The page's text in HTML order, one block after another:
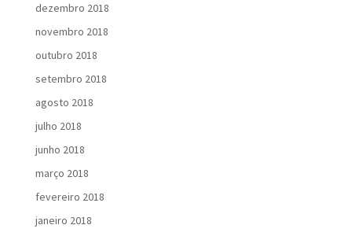
dezembro 2018
novembro 2018
outubro 2018
setembro 2018
agosto 2018
julho 2018
junho 2018
março 2018
fevereiro 2018
janeiro 2018